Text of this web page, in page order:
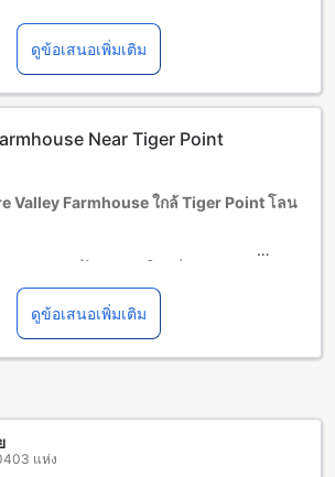
อยู่แล้ว
นไปถือเป็นผู้ใหญ่
อยู่กับประเภทห้องที่เลือก กรุณาตรวจสอบ
นดในแต่ละห้องสำหรับข้อมูลเพิ่มเติม
อเงื่อนไขเพิ่มเติม
ดูข้อเสนอเพิ่มเติม
Near Tiger Point
Valley Farmhouse ใกล้ Tiger Point โลน
Point โลนาวาลา โรงแรมระดับ 2 ดาวที่
ประเทศอินเดีย ที่นี่คุณจะได้พบกับบรรยากาศ
รรมชาติ พร้อมทั้งการบริการที่อบอุ่นและเป็น
บการพักผ่อนในวันหยุดสุดสัปดาห์หรือการหลีก
องชีวิตประจำวัน
มีห้องพักที่รองรับความต้องการของ
โยบายที่เป็นมิตรต่อเด็ก โดยอนุญาตให้เด็ก
ปีพักฟรี ทำให้ที่นี่เป็นตัวเลือกที่ยอดเยี่ยม
งการสร้างความทรงจำที่ดีร่วมกันใน
ดูข้อเสนอเพิ่มเติม
แห่ง